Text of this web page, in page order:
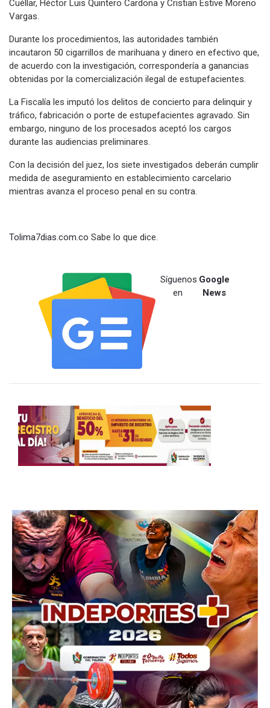
Cuéllar, Héctor Luis Quintero Cardona y Cristian Estive Moreno
Vargas.
Durante los procedimientos, las autoridades también
incautaron 50 cigarrillos de marihuana y dinero en efectivo que,
de acuerdo con la investigación, correspondería a ganancias
obtenidas por la comercialización ilegal de estupefacientes.
La Fiscalía les imputó los delitos de concierto para delinquir y
tráfico, fabricación o porte de estupefacientes agravado. Sin
embargo, ninguno de los procesados aceptó los cargos
durante las audiencias preliminares.
Con la decisión del juez, los siete investigados deberán cumplir
medida de aseguramiento en establecimiento carcelario
mientras avanza el proceso penal en su contra.
Tolima7dias.com.co Sabe lo que dice.
Síguenos
en
Google
News